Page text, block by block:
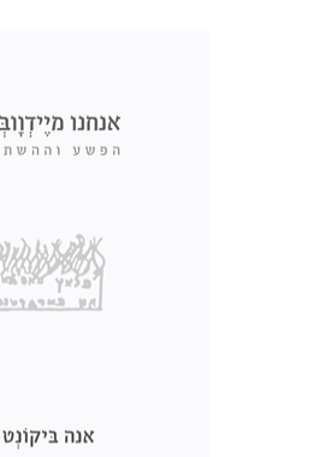
אנה ביקונט
עילי הלפרן
$46
$41